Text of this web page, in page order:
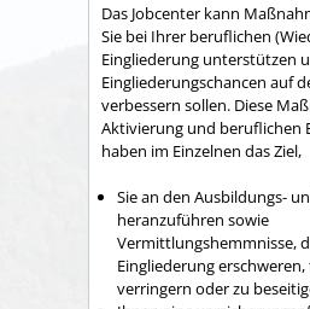
Das Jobcenter kann
Sie bei Ihrer beruflichen
Eingliederung unterstützen
Eingliederungschancen auf
verbessern sollen. Diese
Aktivierung und beruflichen
haben im Einzelnen das Ziel,
Sie an den Ausbildungs-
heranzuführen sowie
Vermittlungshemmnisse,
Eingliederung
verringern oder zu